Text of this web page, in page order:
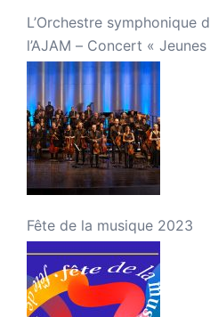
L’Orchestre symphonique
l’AJAM – Concert «
Fête de la musique 2023